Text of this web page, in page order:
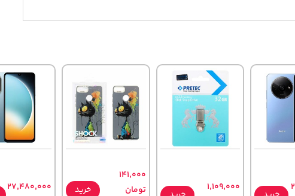
1,109,000
141,000
تومان
خرید
27,480,000